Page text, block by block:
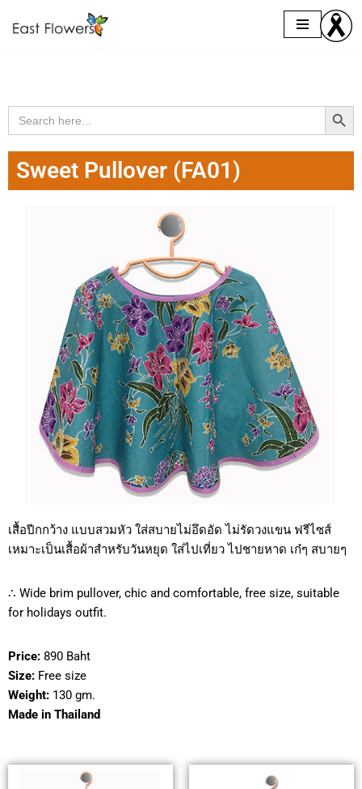
Search
for:
Search Button
Sweet Pullover (FA01)
เสื้อปีกกว้าง แบบสวมหัว ใส่สบายไม่อึดอัด ไม่รัดวงแขน ฟรีไซส์
เหมาะเป็นเสื้อผ้าสำหรับวันหยุด ใส่ไปเที่ยว ไปชายหาด เก๋ๆ สบายๆ
∴ Wide brim pullover, chic and comfortable, free size, suitable
for holidays outfit.
Price: 890 Baht
Size: Free size
Weight: 130 gm.
Made in Thailand